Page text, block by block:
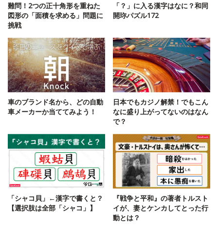
難問！2つの正十角形を重ねた
図形の「面積を求める」問題に
挑戦
「？」に入る漢字はなに？和同
開珎パズル172
車のブランド名から、どの自動
車メーカーか当ててみよう！
日本でもカジノ解禁！でもこん
なに盛り上がってないのはなん
で？
「シャコ貝」←漢字で書くと？
【選択肢は全部「シャコ」】
『戦争と平和』の著者トルスト
イが、妻とケンカしてとった行
動とは？